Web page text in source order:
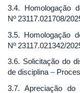
3.4. Homologação
Nº 23117.021708/
3.5. Homologação
Nº 23117.021342/
3.6. Solicitação do
de disciplina –
3.7. Apreciação do